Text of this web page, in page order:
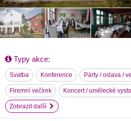
Typy akce:
Svatba Konference Párty / oslava /
Firemní večírek Koncert / umělecké
Zobrazit další